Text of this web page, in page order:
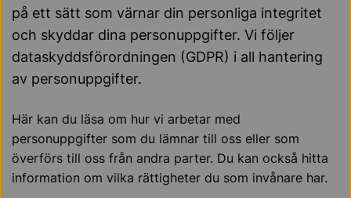
på ett sätt som värnar din personliga integritet
och skyddar dina personuppgifter. Vi följer
dataskyddsförordningen (GDPR) i all hantering
av personuppgifter.
Här kan du läsa om hur vi arbetar med
personuppgifter som du lämnar till oss eller som
överförs till oss från andra parter. Du kan också hitta
information om vilka rättigheter du som invånare har.